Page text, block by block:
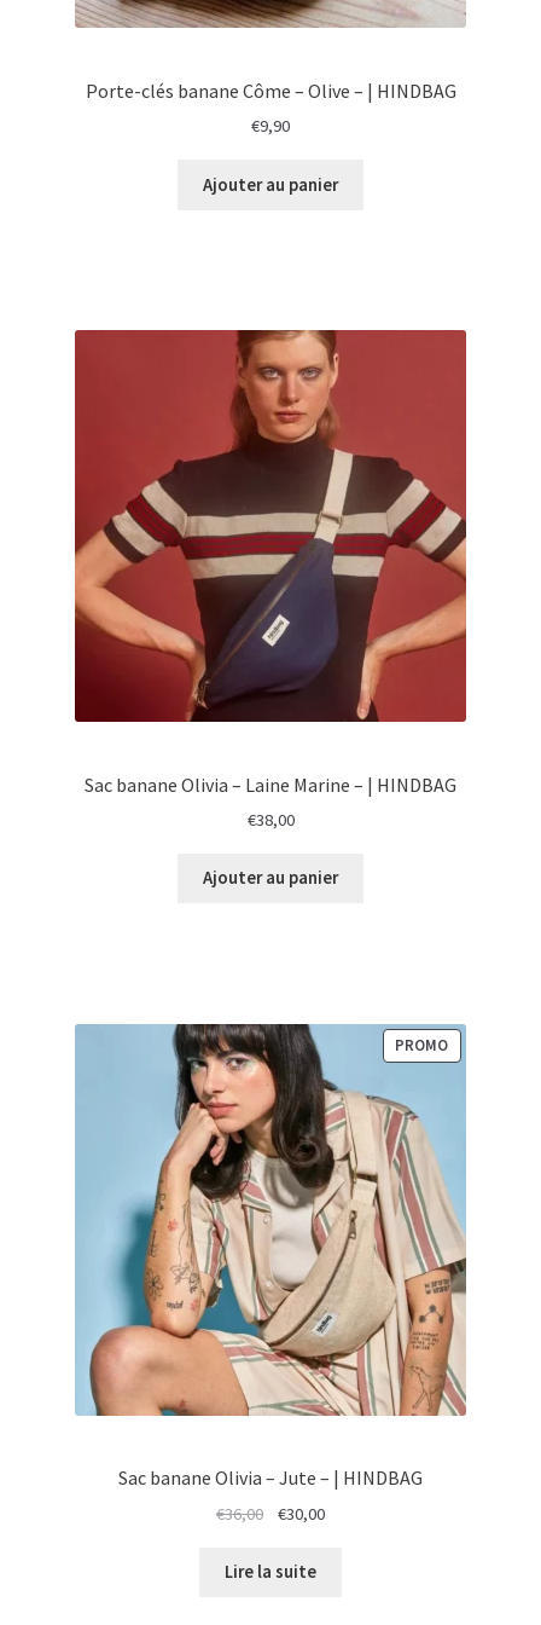
Porte-clés banane Côme – Olive – | HINDBAG
€9,90
Ajouter au panier
Sac banane Olivia – Laine Marine – | HINDBAG
€38,00
Ajouter au panier
PROMOPRODUIT
EN
Sac banane Olivia – Jute – | HINDBAG
€36,00
Le
initial
€30,00Le
Lire la suite